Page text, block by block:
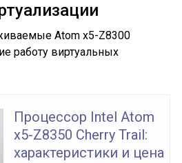
Atom x5-Z8300
работу виртуальных
Процессор Intel Atom
x5-Z8350 Cherry Trail:
характеристики и цена